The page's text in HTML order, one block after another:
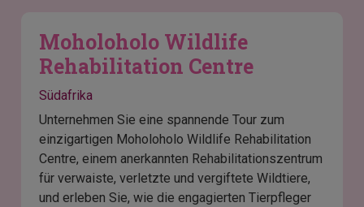
Moholoholo Wildlife
Rehabilitation Centre
Südafrika
Unternehmen Sie eine spannende Tour zum
einzigartigen Moholoholo Wildlife Rehabilitation
Centre, einem anerkannten Rehabilitationszentrum
für verwaiste, verletzte und vergiftete Wildtiere,
und erleben Sie, wie die engagierten Tierpfleger